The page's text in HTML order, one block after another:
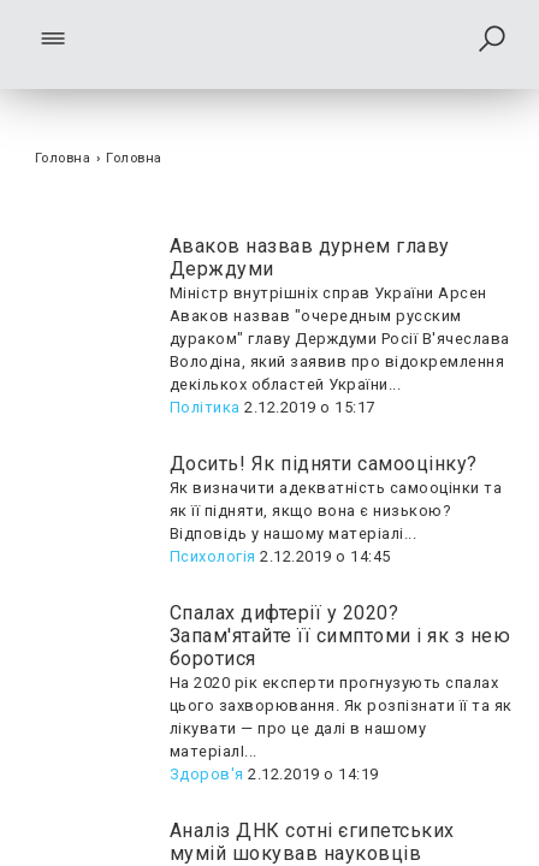
Головна › Головна
Аваков назвав дурнем главу
Держдуми
Міністр внутрішніх справ України Арсен
Аваков назвав "очередным русским
дураком" главу Держдуми Росії В'ячеслава
Володіна, який заявив про відокремлення
декількох областей України...
Політика 2.12.2019 о 15:17
Досить! Як підняти самооцінку?
Як визначити адекватність самооцінки та
як її підняти, якщо вона є низькою?
Відповідь у нашому матеріалі...
Психологія 2.12.2019 о 14:45
Спалах дифтерії у 2020?
Запам'ятайте її симптоми і як з нею
боротися
На 2020 рік експерти прогнузують спалах
цього захворювання. Як розпізнати її та як
лікувати — про це далі в нашому
матеріалІ...
Здоров'я 2.12.2019 о 14:19
Аналіз ДНК сотні єгипетських
мумій шокував науковців